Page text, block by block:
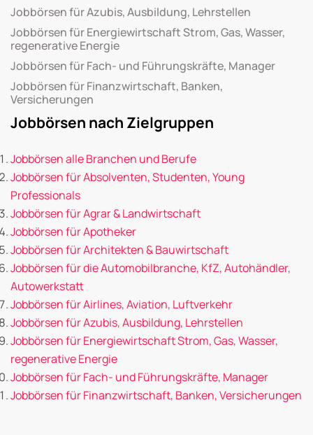
Jobbörsen für Azubis, Ausbildung, Lehrstellen
Jobbörsen für Energiewirtschaft Strom, Gas, Wasser,
regenerative Energie
Jobbörsen für Fach- und Führungskräfte, Manager
Jobbörsen für Finanzwirtschaft, Banken,
Versicherungen
Jobbörsen nach Zielgruppen
Jobbörsen alle Branchen und Berufe
Jobbörsen für Absolventen, Studenten, Young
Professionals
Jobbörsen für Agrar & Landwirtschaft
Jobbörsen für Apotheker
Jobbörsen für Architekten & Bauwirtschaft
Jobbörsen für die Automobilbranche, KfZ, Autohändler,
Autowerkstatt
Jobbörsen für Airlines, Aviation, Luftverkehr
Jobbörsen für Azubis, Ausbildung, Lehrstellen
Jobbörsen für Energiewirtschaft Strom, Gas, Wasser,
regenerative Energie
Jobbörsen für Fach- und Führungskräfte, Manager
Jobbörsen für Finanzwirtschaft, Banken, Versicherungen